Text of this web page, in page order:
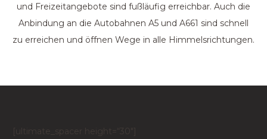
und Freizeitangebote sind fußläufig erreichbar. Auch die
Anbindung an die Autobahnen A5 und A661 sind schnell
zu erreichen und öffnen Wege in alle Himmelsrichtungen.
[ultimate_spacer height=“30″]